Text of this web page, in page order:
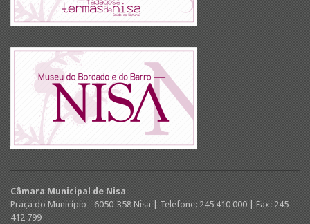
Câmara Municipal de Nisa
Praça do Município - 6050-358 Nisa | Telefone: 245 410 000 | Fax: 245
412 799